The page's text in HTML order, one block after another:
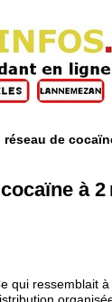
réseau de
à
qui ressemblait